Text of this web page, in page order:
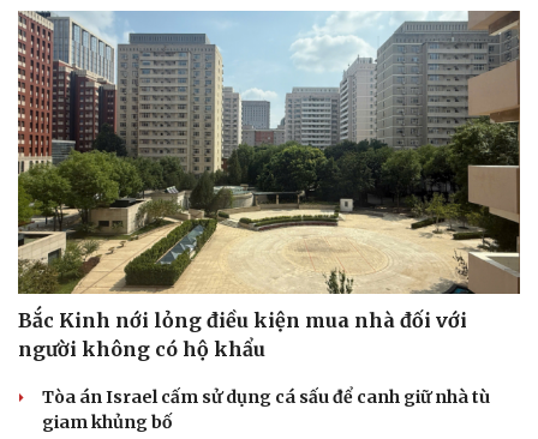
Cải chính
Bắc Kinh nới lỏng điều kiện mua nhà đối với
người không có hộ khẩu
Tòa án Israel cấm sử dụng cá sấu để canh giữ nhà tù
giam khủng bố